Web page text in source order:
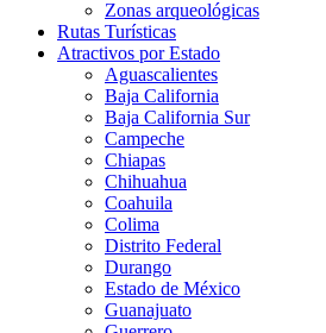
Zonas arqueológicas
Rutas Turísticas
Atractivos por Estado
Aguascalientes
Baja California
Baja California Sur
Campeche
Chiapas
Chihuahua
Coahuila
Colima
Distrito Federal
Durango
Estado de México
Guanajuato